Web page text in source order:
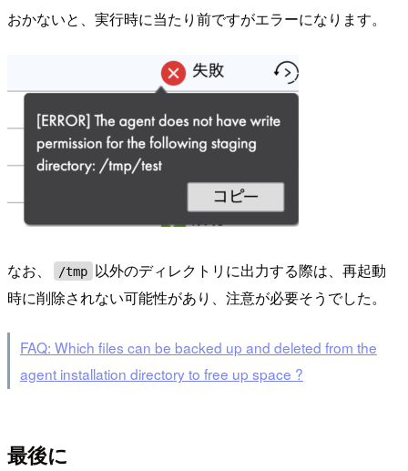
おかないと、実行時に当たり前ですがエラーになります。
なお、 /tmp 以外のディレクトリに出力する際は、再起動
時に削除されない可能性があり、注意が必要そうでした。
FAQ: Which files can be backed up and deleted from the
agent installation directory to free up space ?
最後に